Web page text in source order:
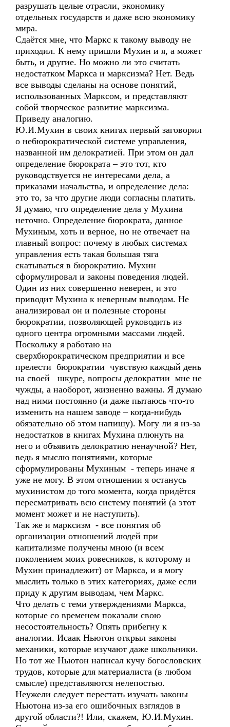
разрушать целые отрасли, экономику
отдельных государств и даже всю экономику
мира.
Сдаётся мне, что Маркс к такому выводу не
приходил. К нему пришли Мухин и я, а может
быть, и другие. Но можно ли это считать
недостатком Маркса и марксизма? Нет. Ведь
все выводы сделаны на основе понятий,
использованных Марксом, и представляют
собой творческое развитие марксизма.
Приведу аналогию.
Ю.И.Мухин в своих книгах первый заговорил
о небюрократической системе управления,
названной им делократией. При этом он дал
определение бюрократа – это тот, кто
руководствуется не интересами дела, а
приказами начальства, и определение дела:
это то, за что другие люди согласны платить.
Я думаю, что определение дела у Мухина
неточно. Определение бюрократа, данное
Мухиным, хоть и верное, но не отвечает на
главный вопрос: почему в любых системах
управления есть такая большая тяга
скатываться в бюрократию. Мухин
сформулировал и законы поведения людей.
Один из них совершенно неверен, и это
приводит Мухина к неверным выводам. Не
анализировал он и полезные стороны
бюрократии, позволяющей руководить из
одного центра огромными массами людей.
Поскольку я работаю на
сверхбюрократическом предприятии и все
прелести бюрократии чувствую каждый день
на своей шкуре, вопросы делократии мне не
чужды, а наоборот, жизненно важны. Я думаю
над ними постоянно (и даже пытаюсь что-то
изменить на нашем заводе – когда-нибудь
обязательно об этом напишу). Могу ли я из-за
недостатков в книгах Мухина плюнуть на
него и объявить делократию ненаучной? Нет,
ведь я мыслю понятиями, которые
сформулированы Мухиным - теперь иначе я
уже не могу. В этом отношении я останусь
мухинистом до того момента, когда придётся
пересматривать всю систему понятий (а этот
момент может и не наступить).
Так же и марксизм - все понятия об
организации отношений людей при
капитализме получены мною (и всем
поколением моих ровесников, к которому и
Мухин принадлежит) от Маркса, и я могу
мыслить только в этих категориях, даже если
приду к другим выводам, чем Маркс.
Что делать с теми утверждениями Маркса,
которые со временем показали свою
несостоятельность? Опять прибегну к
аналогии. Исаак Ньютон открыл законы
механики, которые изучают даже школьники.
Но тот же Ньютон написал кучу богословских
трудов, которые для материалиста (в любом
смысле) представляются нелепостью.
Неужели следует перестать изучать законы
Ньютона из-за его ошибочных взглядов в
другой области?! Или, скажем, Ю.И.Мухин.